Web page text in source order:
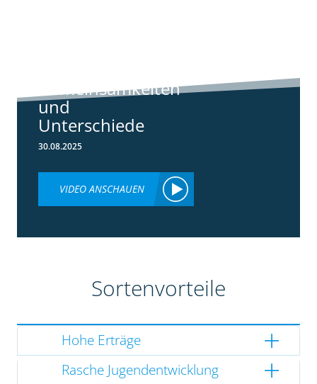
Gemeinsamkeiten
und
Unterschiede
30.08.2025
VIDEO ANSCHAUEN
Sortenvorteile
Hohe Erträge
Rasche Jugendentwicklung